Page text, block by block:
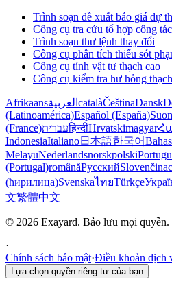
Trình soạn đề xuất báo giá dự
Công cụ tra cứu tổ hợp công
Trình soạn thư lệnh thay đổi
Công cụ phân tích thiếu sót
Công cụ tính vật tư thạch cao
Công cụ kiểm tra hư hỏng
Afrikaansالعربية catalàČeštinaDansk
(Latinoamérica)Español (España)
(France)עבריתहिन्दीHrvatskimagyar
IndonesiaItaliano日本語한국어
MelayuNederlandsnorskpolski
(Portugal)românăРусскийSlovenčina
(ћирилица)SvenskaไทยTürkçe
文繁體中文
© 2026 Exayard. Bảo lưu mọi quyền.
·
Chính sách bảo mật·Điều khoản dịch
Lựa chọn quyền riêng tư của bạn